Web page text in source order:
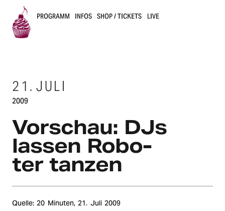
s
k
e
r
s
B
PROGRAMM INFOS SHOP / TICKETS LIVE
21.JULI
2009
Vorschau: DJs
lassen Robo­
ter tanzen
Quelle: 20 Minu­ten,21. Juli 2009